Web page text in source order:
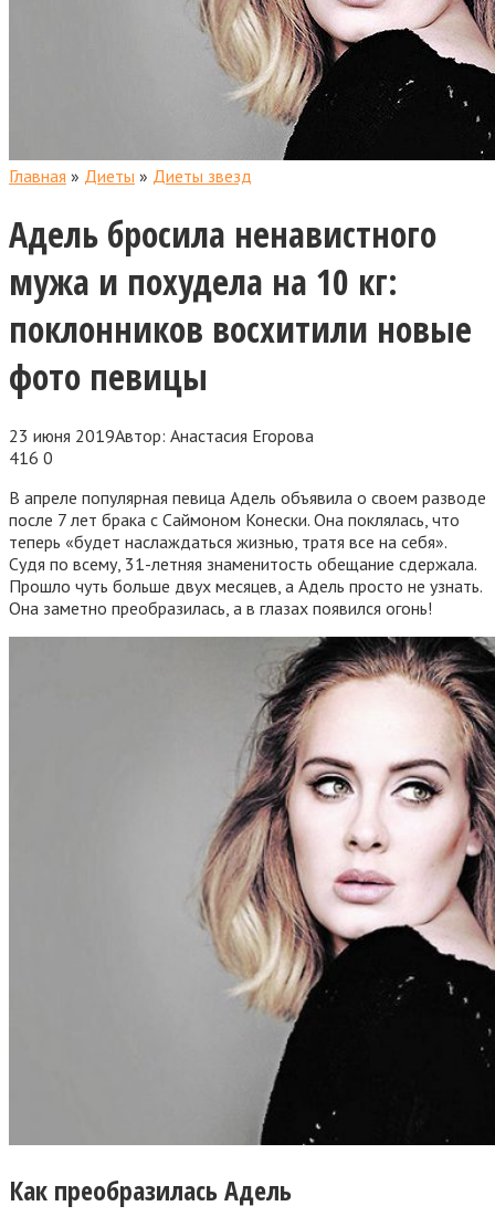
Главная » Диеты » Диеты звезд
Адель бросила ненавистного
мужа и похудела на 10 кг:
поклонников восхитили новые
фото певицы
23 июня 2019Автор: Анастасия Егорова
416 0
В апреле популярная певица Адель объявила о своем разводе
после 7 лет брака с Саймоном Конески. Она поклялась, что
теперь «будет наслаждаться жизнью, тратя все на себя».
Судя по всему, 31-летняя знаменитость обещание сдержала.
Прошло чуть больше двух месяцев, а Адель просто не узнать.
Она заметно преобразилась, а в глазах появился огонь!
Как преобразилась Адель